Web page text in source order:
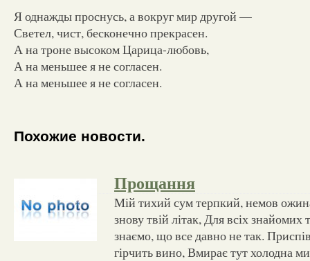
Я однажды проснусь, а вокруг мир другой —
Светел, чист, бесконечно прекрасен.
А на троне высоком Царица-любовь,
А на меньшее я не согласен.
А на меньшее я не согласен.
Похожие новости.
Прощання
Мій тихий сум терпкий, немов
знову твій літак, Для всіх
знаємо, що все давно не так.
гірчить вино, Вмирає тут холодна